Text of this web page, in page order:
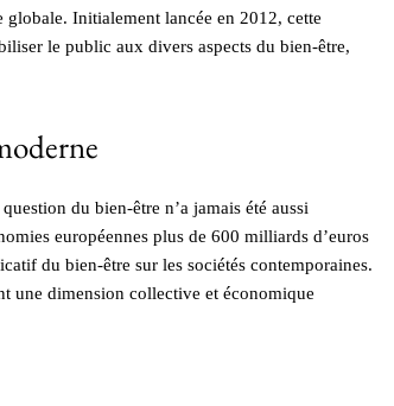
Initialement lancée en 2012, cette
le public aux divers aspects du bien-être,
du bien-être n’a jamais été aussi
européennes plus de 600 milliards d’euros
du bien-être sur les sociétés contemporaines.
une dimension collective et économique